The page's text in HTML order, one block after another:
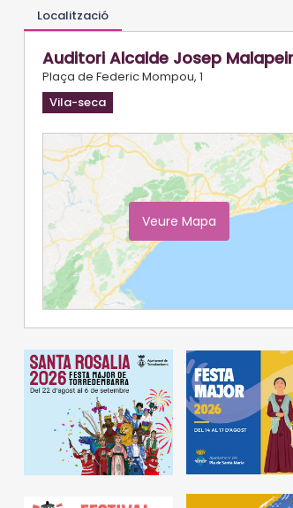
Localització
Auditori Alcalde Josep
Plaça de Federic Mompou, 1
Vila-seca
Veure Mapa